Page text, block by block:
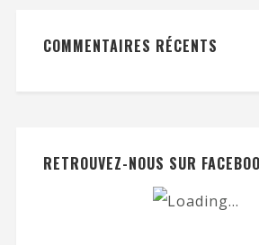
COMMENTAIRES RÉCENTS
RETROUVEZ-NOUS SUR